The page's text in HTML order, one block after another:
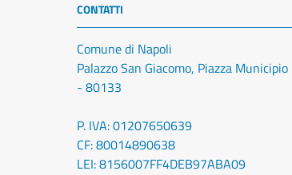
CONTATTI
Comune di Napoli
Palazzo San Giacomo, Piazza Municipio
- 80133
P. IVA: 01207650639
CF: 80014890638
LEI: 8156007FF4DEB97ABA09